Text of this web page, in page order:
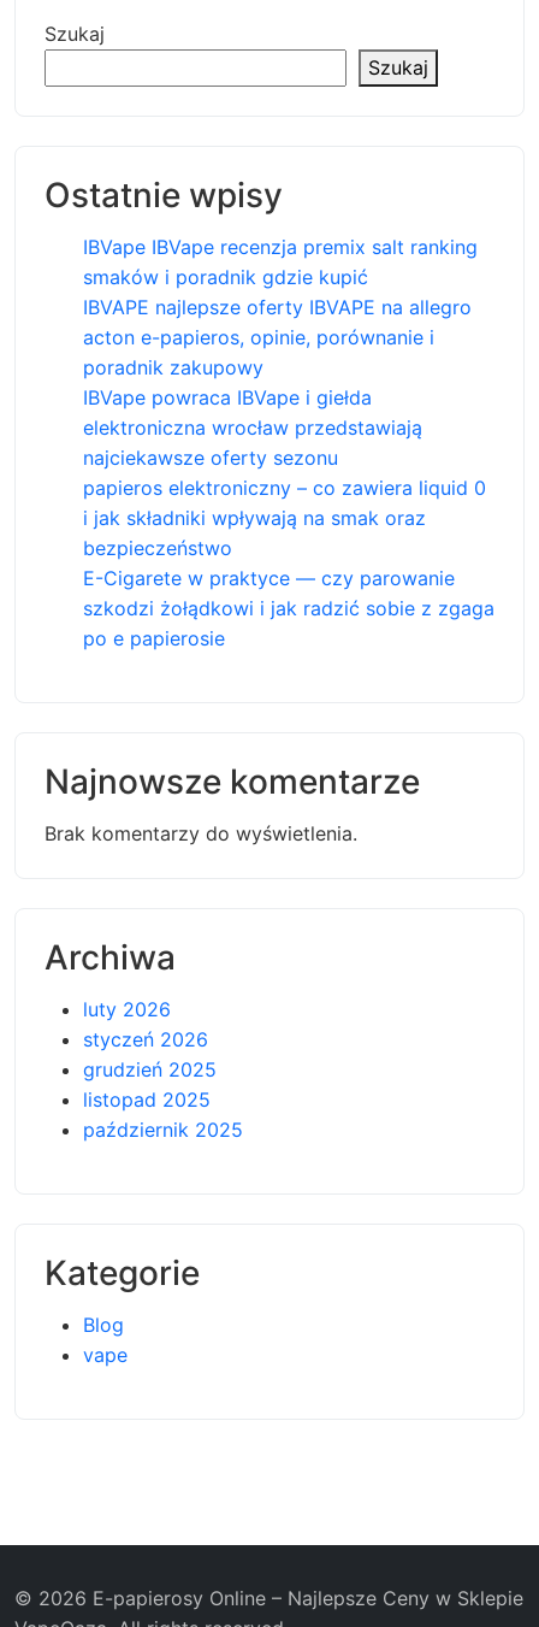
Szukaj
Szukaj
Ostatnie wpisy
IBVape IBVape recenzja premix salt ranking
smaków i poradnik gdzie kupić
IBVAPE najlepsze oferty IBVAPE na allegro
acton e-papieros, opinie, porównanie i
poradnik zakupowy
IBVape powraca IBVape i giełda
elektroniczna wrocław przedstawiają
najciekawsze oferty sezonu
papieros elektroniczny – co zawiera liquid 0
i jak składniki wpływają na smak oraz
bezpieczeństwo
E-Cigarete w praktyce — czy parowanie
szkodzi żołądkowi i jak radzić sobie z zgaga
po e papierosie
Najnowsze komentarze
Brak komentarzy do wyświetlenia.
Archiwa
luty 2026
styczeń 2026
grudzień 2025
listopad 2025
październik 2025
Kategorie
Blog
vape
© 2026 E-papierosy Online – Najlepsze Ceny w Sklepie